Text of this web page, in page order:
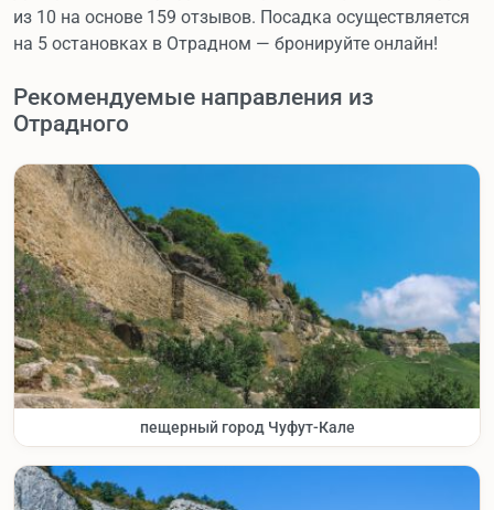
из 10 на основе 159 отзывов. Посадка осуществляется
на 5 остановках в Отрадном — бронируйте онлайн!
Рекомендуемые направления из
Отрадного
пещерный город Чуфут-Кале